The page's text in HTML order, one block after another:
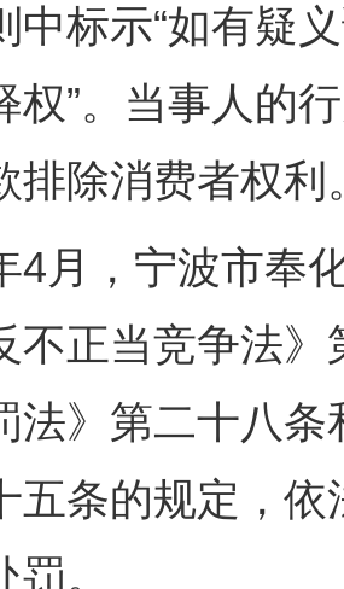
中标示“如有疑
权”。当事人的
排除消费者权利
，宁波市奉化
不正当竞争法
法》第二十八
五条的规定，
。